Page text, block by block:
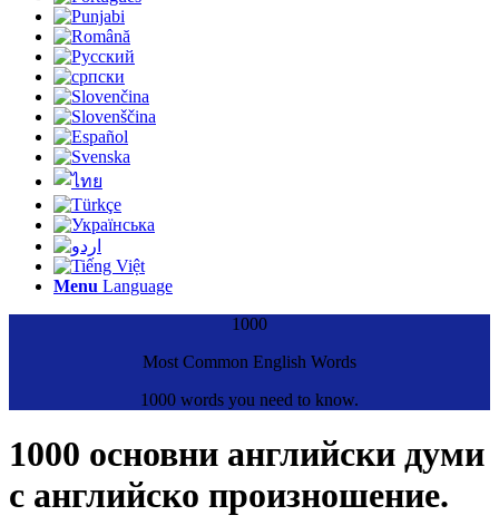
Menu Language
1000
Most Common English Words
1000 words you need to know.
1000 основни английски думи
с английско произношение.